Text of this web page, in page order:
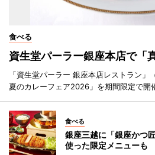
食べる
資生堂パーラー銀座本店で「
「資生堂パーラー 銀座本店レストラン
夏のカレーフェア2026」を期間限定で開
食べる
銀座三越に「銀座かつ
使った限定メニューも